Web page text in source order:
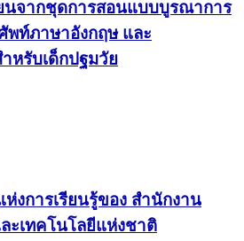
นจากชุดการสอนแบบบูรณาการ
ท์ภาษาอังกฤษ และ
หรับเด็กปฐมวัย
งการเรียนรู้ของ สำนักงาน
เทคโนโลยีแห่งชาติ